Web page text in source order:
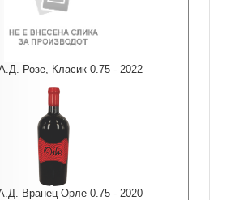
Розе, Класик 0.75 - 2022
Вранец Орле 0.75 - 2020